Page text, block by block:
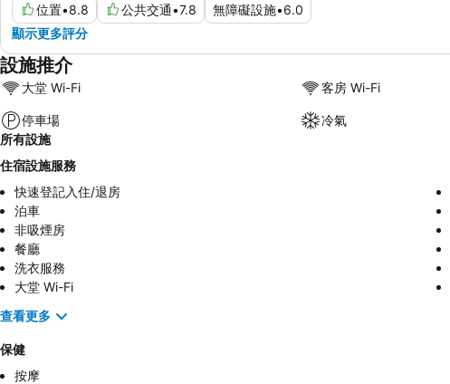
位置•8.8 公共交通•7.8 無障礙設施•6.0
顯示更多評分
設施推介
大堂 Wi-Fi 客房 Wi-Fi
停車場 冷氣
所有設施
住宿設施服務
快速登記入住/退房
泊車
非吸煙房
餐廳
洗衣服務
大堂 Wi-Fi
查看更多
保健
按摩